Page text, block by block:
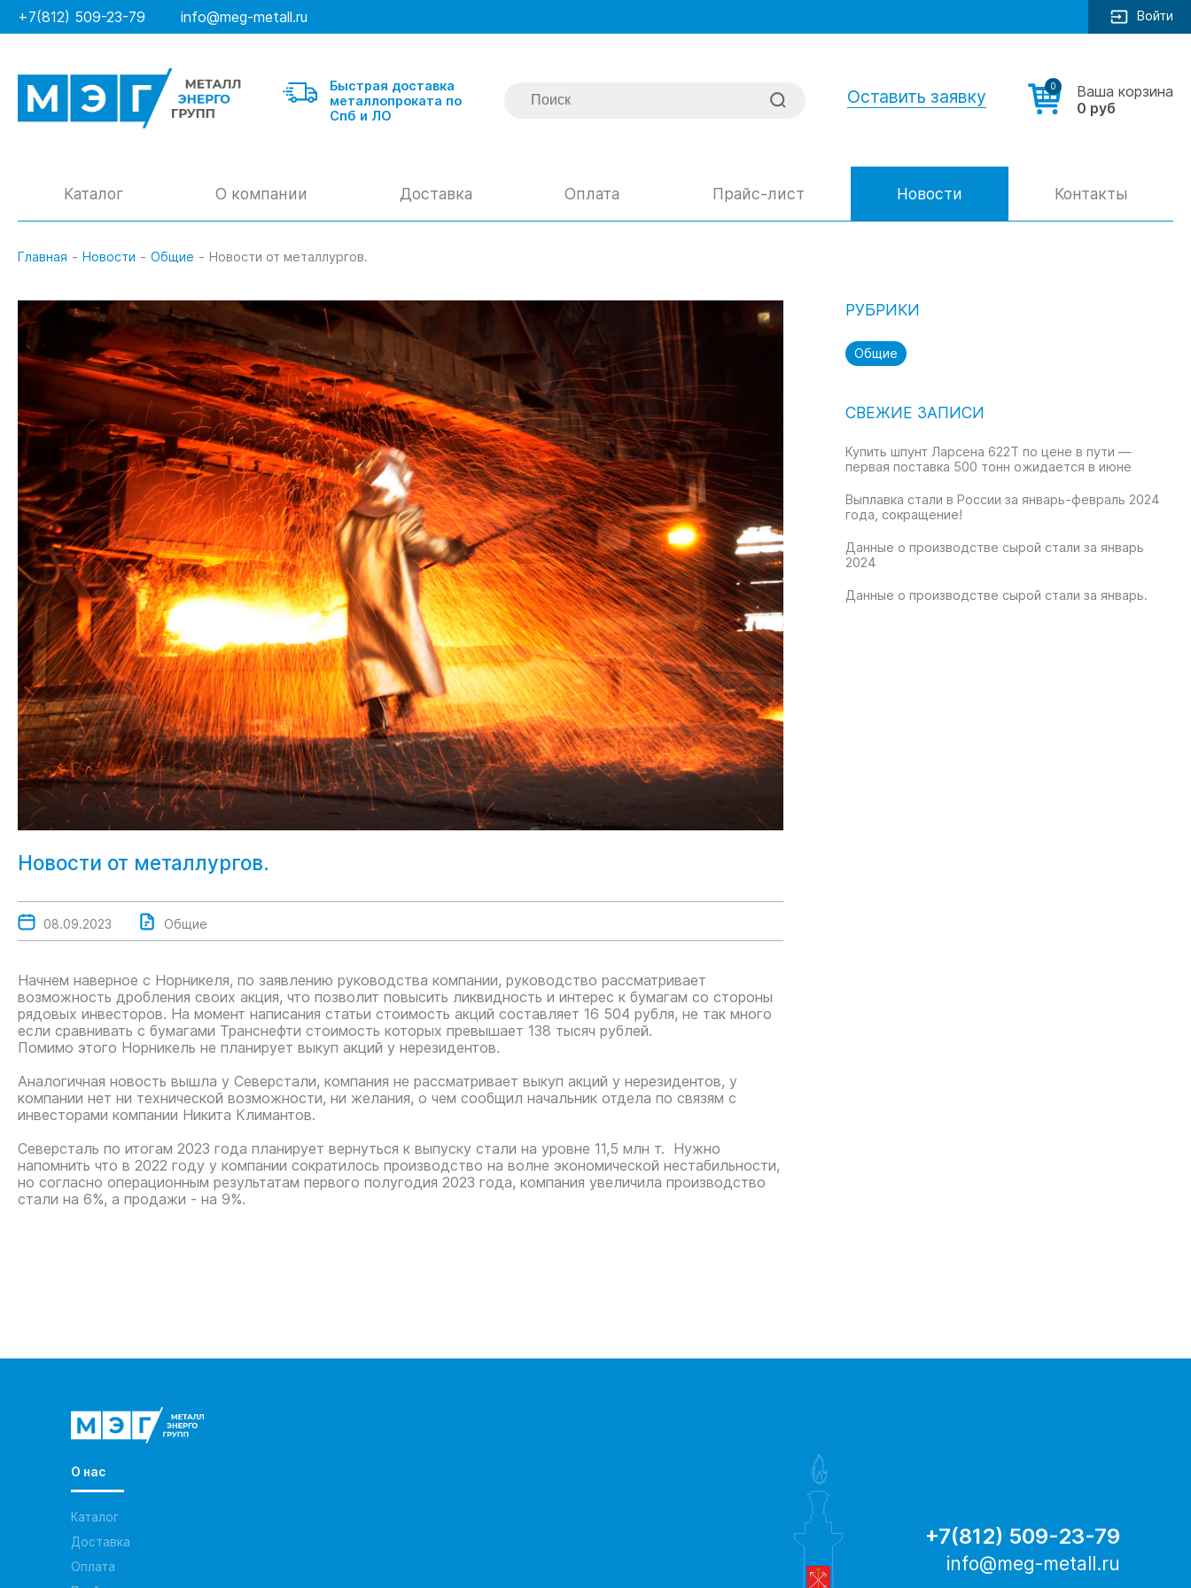
+7(812) 509-23-79 info@meg-metall.ru Войти
Быстрая доставка
металлопроката по
Спб и ЛО
Оставить заявку 0
Ваша корзина
0 руб
Каталог
Швеллер гнутый
Швеллер горячекатанный
Шпунт Ларсена 622Т
Шпунт Ларсена Л5-УМ
Шпунт Ларсена Б/У
О компании Доставка Оплата Прайс-лист Новости Контакты
Главная - Новости - Общие - Новости от металлургов.
Новости от металлургов.
08.09.2023 Общие
Начнем наверное с Норникеля, по заявлению руководства компании, руководство рассматривает
возможность дробления своих акция, что позволит повысить ликвидность и интерес к бумагам со стороны
рядовых инвесторов. На момент написания статьи стоимость акций составляет 16 504 рубля, не так много
если сравнивать с бумагами Транснефти стоимость которых превышает 138 тысяч рублей.
Помимо этого Норникель не планирует выкуп акций у нерезидентов.
Аналогичная новость вышла у Северстали, компания не рассматривает выкуп акций у нерезидентов, у
компании нет ни технической возможности, ни желания, о чем сообщил начальник отдела по связям с
инвесторами компании Никита Климантов.
Северсталь по итогам 2023 года планирует вернуться к выпуску стали на уровне 11,5 млн т. Нужно
напомнить что в 2022 году у компании сократилось производство на волне экономической нестабильности,
но согласно операционным результатам первого полугодия 2023 года, компания увеличила производство
стали на 6%, а продажи - на 9%.
РУБРИКИ
Общие
СВЕЖИЕ ЗАПИСИ
Купить шпунт Ларсена 622T по цене в пути —
первая поставка 500 тонн ожидается в июне
Выплавка стали в России за январь-февраль 2024
года, сокращение!
Данные о производстве сырой стали за январь
2024
Данные о производстве сырой стали за январь.
О нас
Каталог
Доставка
Оплата
+7(812) 509-23-79
info@meg-metall.ru